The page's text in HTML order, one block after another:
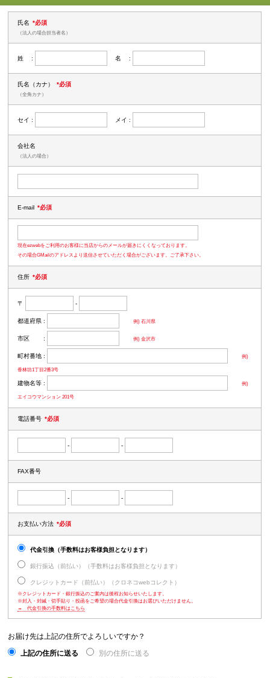
氏名 *必須
（法人の場合担当者名）
姓 : 名 :
氏名（カナ） *必須
（全角カナ）
セイ : メイ :
会社名
（法人の場合）
E-mail *必須
現在ezwebをご利用のお客様に当店からのメールが届きにくくなっております。
その場合GMailのアドレスより送信させていただく場合がございます。ご了承下さい。
住所 *必須
〒 -
都道府県 : 例) 石川県
市区 : 例) 金沢市
町村番地 : 例)
香林坊1丁目2番3号
建物名等 : 例)
エイコウマンション 201号
電話番号 *必須
- -
FAX番号
- -
お支払い方法 *必須
代金引換（手数料はお客様負担となります）
銀行振込（前払い）（手数料はお客様負担となります）
クレジットカード（前払い）（クロネコwebコレクト）
※クレジットカード・銀行振込のご案内は後程お知らせいたします。
※封入・封緘・切手貼り・投函をご希望の場合代金引換はお選びいただけません。
→ 代金引換の手数料はこちら
お届け先は上記の住所でよろしいですか？
上記の住所に送る
別の住所に送る